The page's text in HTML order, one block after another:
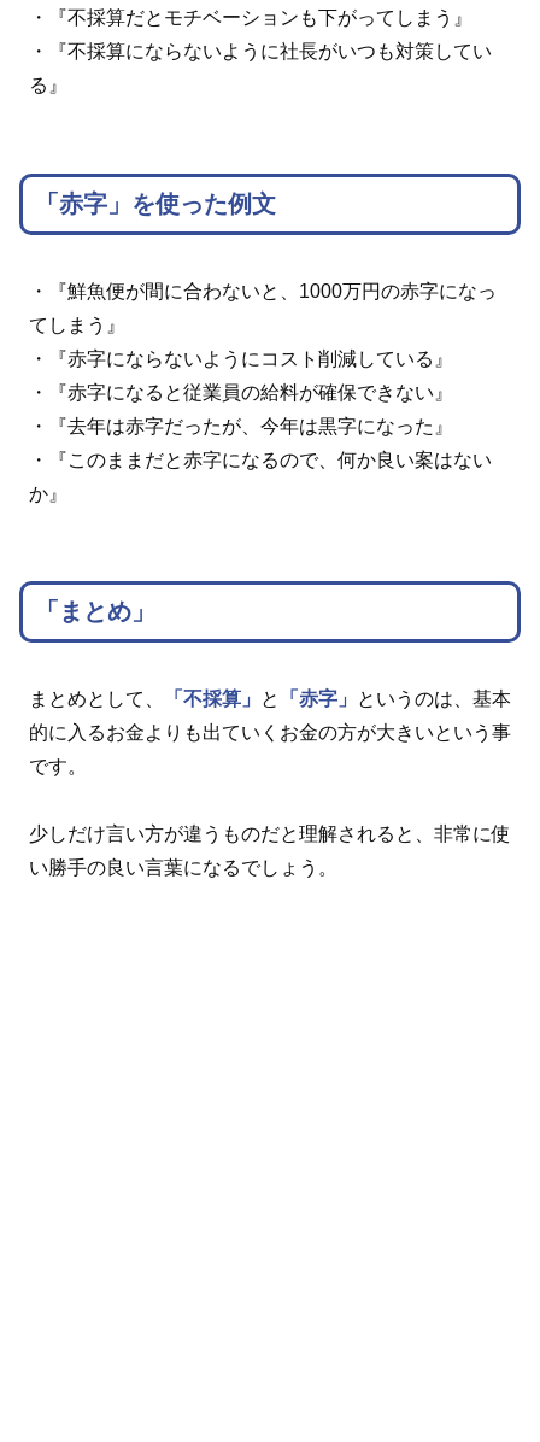
・『不採算だとモチベーションも下がってしまう』
・『不採算にならないように社長がいつも対策してい
る』
「赤字」を使った例文
・『鮮魚便が間に合わないと、1000万円の赤字になっ
てしまう』
・『赤字にならないようにコスト削減している』
・『赤字になると従業員の給料が確保できない』
・『去年は赤字だったが、今年は黒字になった』
・『このままだと赤字になるので、何か良い案はない
か』
「まとめ」
まとめとして、 「不採算」 と 「赤字」
というのは、基本
的に入るお金よりも出ていくお金の方が大きいという事
です。
少しだけ言い方が違うものだと理解されると、非常に使
い勝手の良い言葉になるでしょう。